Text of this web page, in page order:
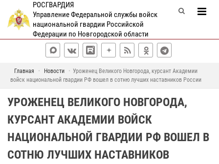
РОСГВАРДИЯ
Управление Федеральной службы войск
национальной гвардии Российской
Федерации по Новгородской области
Главная Новости
Уроженец Великого Новгорода, курсант Академии
войск национальной гвардии РФ вошел в сотню лучших наставников России
УРОЖЕНЕЦ ВЕЛИКОГО НОВГОРОДА,
КУРСАНТ АКАДЕМИИ ВОЙСК
НАЦИОНАЛЬНОЙ ГВАРДИИ РФ ВОШЕЛ В
СОТНЮ ЛУЧШИХ НАСТАВНИКОВ